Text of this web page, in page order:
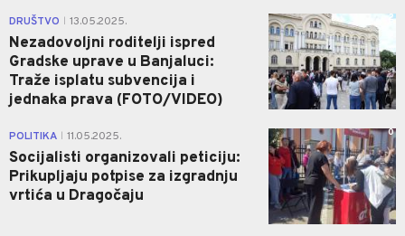
DRUŠTVO 13.05.2025.
Nezadovoljni roditelji ispred
Gradske uprave u Banjaluci:
Traže isplatu subvencija i
jednaka prava (FOTO/VIDEO)
2
POLITIKA 11.05.2025.
Socijalisti organizovali peticiju:
Prikupljaju potpise za izgradnju
vrtića u Dragočaju
0